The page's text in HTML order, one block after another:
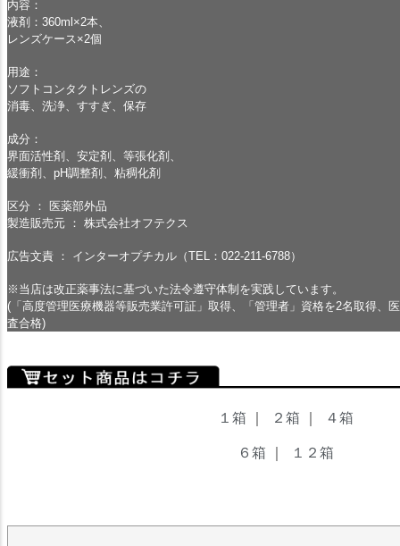
内容：
液剤：360ml×2本、
レンズケース×2個
用途：
ソフトコンタクトレンズの
消毒、洗浄、すすぎ、保存
成分：
界面活性剤、安定剤、等張化剤、
緩衝剤、pH調整剤、粘稠化剤
区分 ： 医薬部外品
製造販売元 ： 株式会社オフテクス
広告文責 ： インターオプチカル（TEL：022-211-6788）
※当店は改正薬事法に基づいた法令遵守体制を実践しています。
(「高度管理医療機器等販売業許可証」取得、「管理者」資格を2名取得、
査合格)
１箱 ２箱 ４箱
６箱 １２箱